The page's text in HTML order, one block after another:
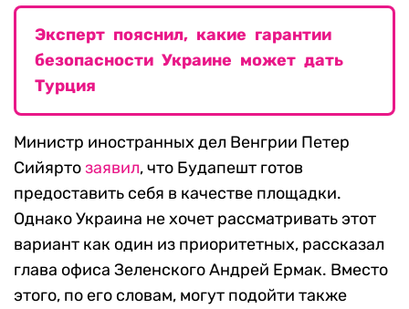
Эксперт пояснил, какие гарантии
безопасности Украине может дать
Турция
Министр иностранных дел Венгрии Петер
Сийяртозаявил, что Будапешт готов
предоставить себя в качестве площадки.
Однако Украина не хочет рассматривать этот
вариант как один из приоритетных, рассказал
глава офиса Зеленского Андрей Ермак. Вместо
этого, по его словам, могут подойти также